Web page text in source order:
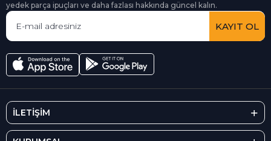
yedek parça ipuçları ve daha fazlası hakkında güncel kalın.
KAYIT OL
İLETİŞİM